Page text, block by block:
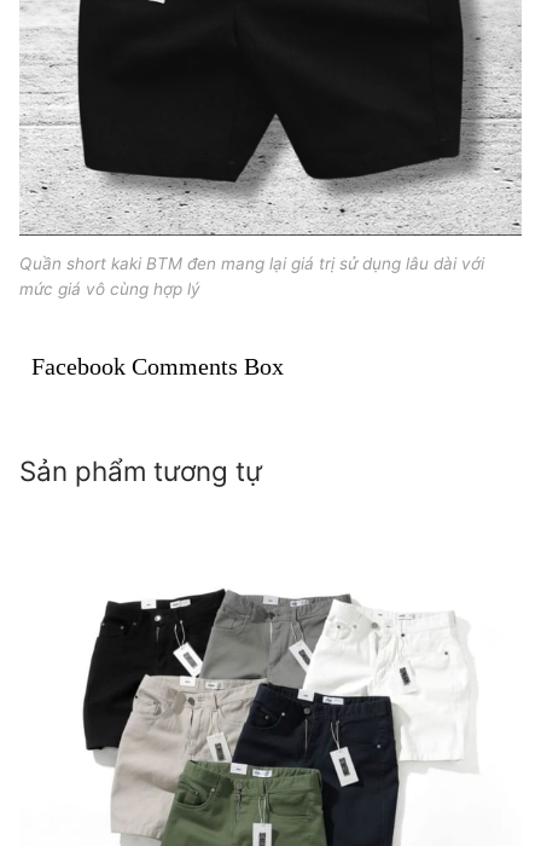
Quần short kaki BTM đen mang lại giá trị sử dụng lâu dài với
mức giá vô cùng hợp lý
Facebook Comments Box
Sản phẩm tương tự